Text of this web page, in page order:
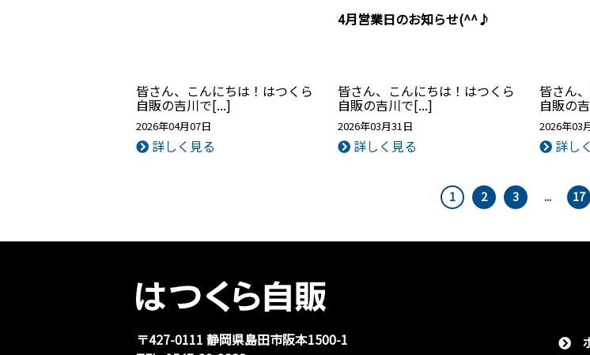
皆さん、こんにちは！はつくら
自販の吉川で[...]
2026年04月07日
詳しく見る
4月営業日のお知らせ(^^♪
皆さん、こんにちは！はつくら
自販の吉川で[...]
2026年03月31日
詳しく見る
皆さん
自販の
2026年03
詳し
1 2 3 ... 17
〒427-0111 静岡県島⽥市阪本1500-1